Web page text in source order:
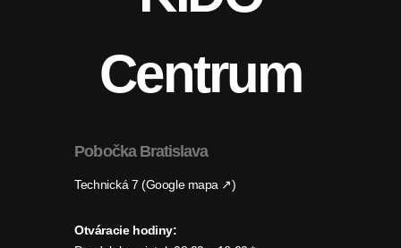
Centrum
Pobočka Bratislava
Technická 7 (Google mapa ↗)
Otváracie hodiny: